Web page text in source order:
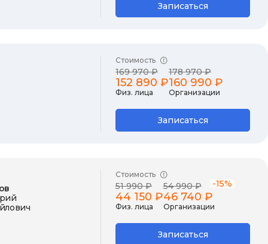
Записаться
Стоимость
169 970 ₽
152 890 ₽
Физ. лица
178 970 ₽
160 990 ₽
Организации
Записаться
Стоимость
51 990 ₽
44 150 ₽
Физ. лица
54 990 ₽ -15%
46 740 ₽
Организации
Записаться